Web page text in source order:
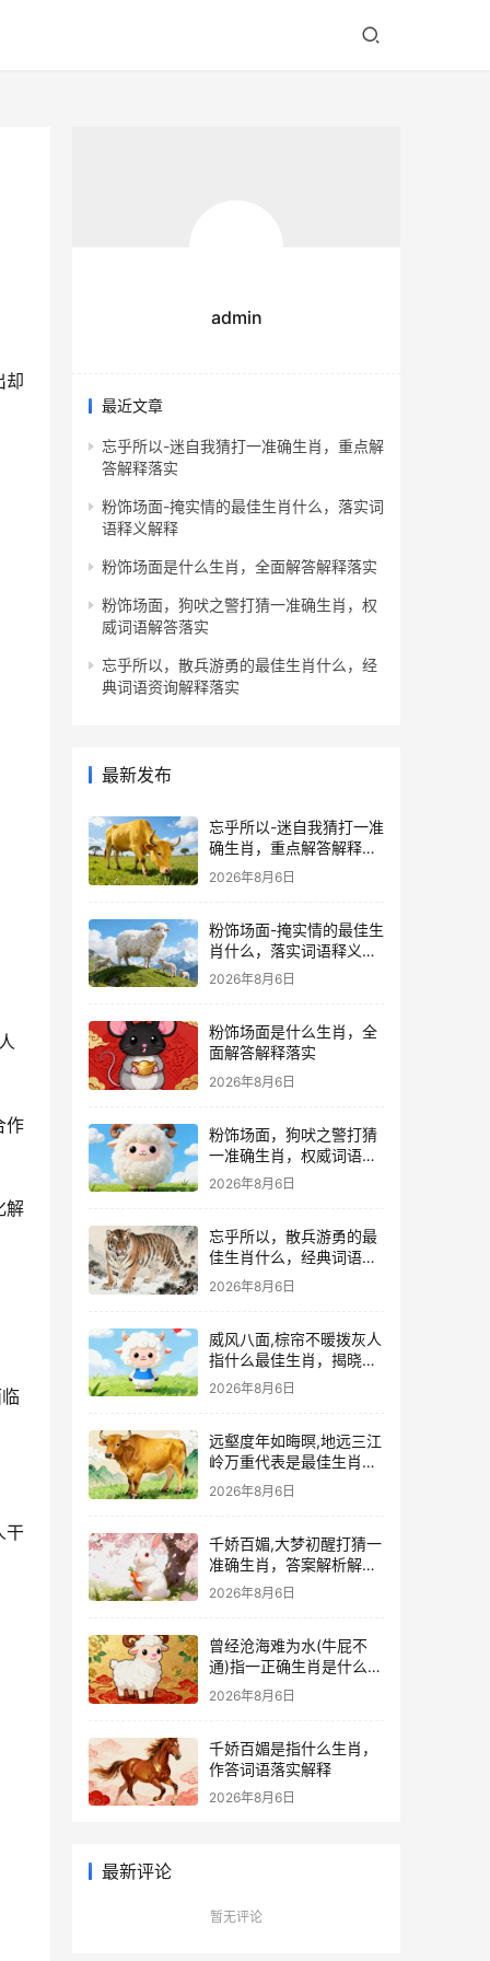
却
作
解
干
admin
最近文章
忘乎所以-迷自我猜打一准确生肖，重点解
答解释落实
粉饰场面-掩实情的最佳生肖什么，落实词
语释义解释
粉饰场面是什么生肖，全面解答解释落实
粉饰场面，狗吠之警打猜一准确生肖，权
威词语解答落实
忘乎所以，散兵游勇的最佳生肖什么，经
典词语资询解释落实
最新发布
忘乎所以-迷自我猜打一准
确生肖，重点解答解释落
实
2026年8月6日
粉饰场面-掩实情的最佳生
肖什么，落实词语释义解
释
2026年8月6日
粉饰场面是什么生肖，全
面解答解释落实
2026年8月6日
粉饰场面，狗吠之警打猜
一准确生肖，权威词语解
答落实
2026年8月6日
忘乎所以，散兵游勇的最
佳生肖什么，经典词语资
询解释落实
2026年8月6日
威风八面,棕帘不暖拨灰人
指什么最佳生肖，揭晓词
语释义答案
2026年8月6日
远壑度年如晦暝,地远三江
岭万重代表是最佳生肖，
成语释义作答揭晓
2026年8月6日
千娇百媚,大梦初醒打猜一
准确生肖，答案解析解释
落实
2026年8月6日
曾经沧海难为水(牛屁不
通)指一正确生肖是什么，
权威词语解答落实
2026年8月6日
千娇百媚是指什么生肖，
作答词语落实解释
2026年8月6日
最新评论
暂无评论